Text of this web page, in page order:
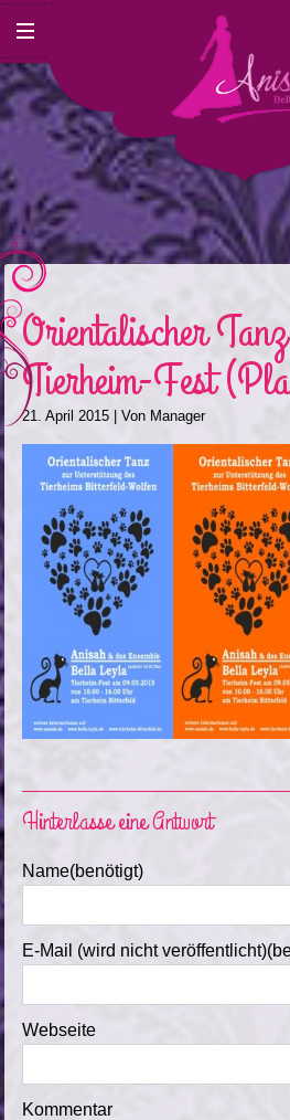
Orientalischer
Tierheim-Fest
21. April 2015 | Von Manager
Hinterlasse eine Antwort
Name(benötigt)
E-Mail (wird nicht
Webseite
Kommentar